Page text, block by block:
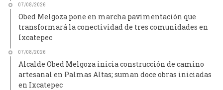
07/08/2026
Obed Melgoza pone en marcha pavimentación que
transformará la conectividad de tres comunidades en
Ixcatepec
07/08/2026
Alcalde Obed Melgoza inicia construcción de camino
artesanal en Palmas Altas; suman doce obras iniciadas
en Ixcatepec